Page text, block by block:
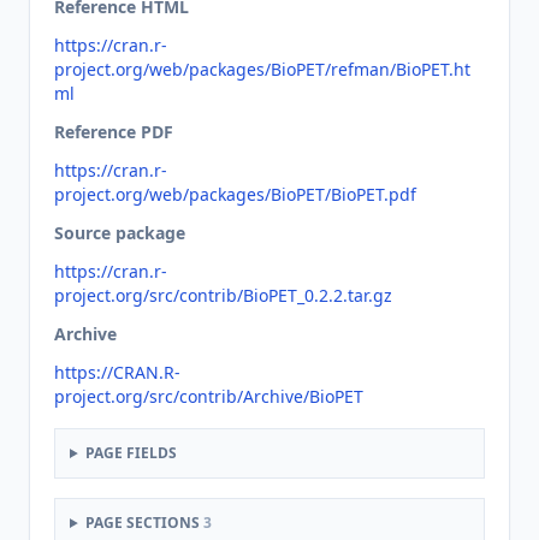
Reference HTML
https://cran.r-
project.org/web/packages/BioPET/refman/BioPET.ht
ml
Reference PDF
https://cran.r-
project.org/web/packages/BioPET/BioPET.pdf
Source package
https://cran.r-
project.org/src/contrib/BioPET_0.2.2.tar.gz
Archive
https://CRAN.R-
project.org/src/contrib/Archive/BioPET
PAGE FIELDS
PAGE SECTIONS 3